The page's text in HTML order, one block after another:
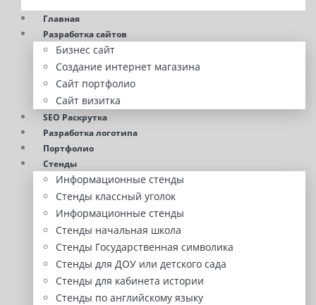
Главная
Разработка сайтов
Бизнес сайт
Создание интернет магазина
Сайт портфолио
Сайт визитка
SEO Раскрутка
Разработка логотипа
Портфолио
Стенды
Информационные стенды
Стенды классный уголок
Информационные стенды
Стенды начальная школа
Стенды Государственная символика
Стенды для ДОУ или детского сада
Стенды для кабинета истории
Стенды по английскому языку